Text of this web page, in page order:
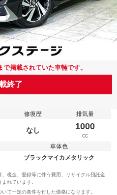
掲載されていた車輛です。
終了
修復歴
なし
排気量
1000
cc
車体色
ブラックマイカメタリック
税金、登録等に伴う費用、リサイクル預託金
れています。
て一定の条件を付した価格になります。